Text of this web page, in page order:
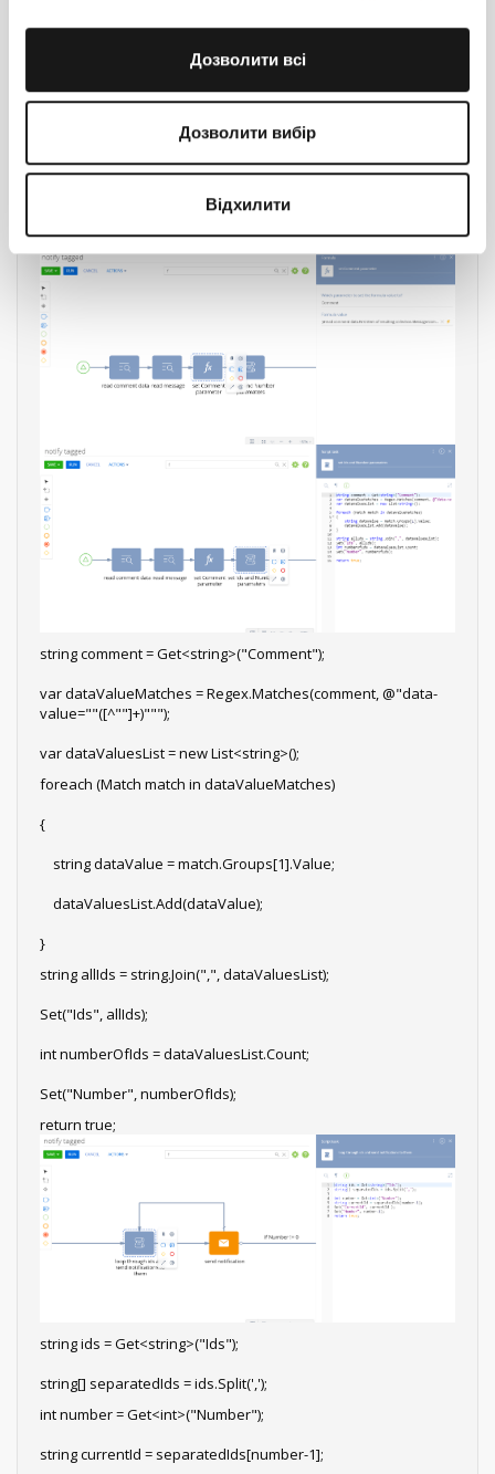
Дозволити всі
Дозволити вибір
Відхилити
string comment = Get<string>("Comment");
var dataValueMatches = Regex.Matches(comment, @"data-
value=""([^""]+)""");
var dataValuesList = new List<string>();
foreach (Match match in dataValueMatches)
{
string dataValue = match.Groups[1].Value;
dataValuesList.Add(dataValue);
}
string allIds = string.Join(",", dataValuesList);
Set("Ids", allIds);
int numberOfIds = dataValuesList.Count;
Set("Number", numberOfIds);
return true;
string ids = Get<string>("Ids");
string[] separatedIds = ids.Split(',');
int number = Get<int>("Number");
string currentId = separatedIds[number-1];